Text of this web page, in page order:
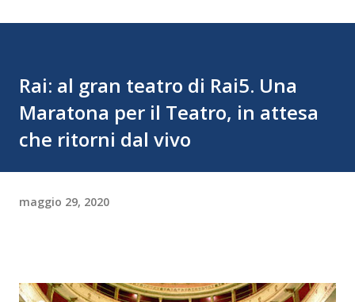
Rai: al gran teatro di Rai5. Una
Maratona per il Teatro, in attesa
che ritorni dal vivo
maggio 29, 2020